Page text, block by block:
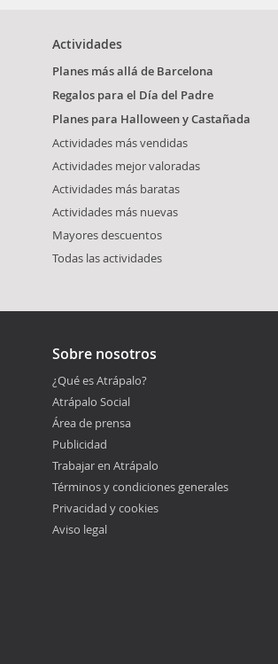
Actividades
Planes más allá de Barcelona
Regalos para el Día del Padre
Planes para Halloween y Castañada
Actividades más vendidas
Actividades mejor valoradas
Actividades más baratas
Actividades más nuevas
Mayores descuentos
Todas las actividades
Sobre nosotros
¿Qué es Atrápalo?
Atrápalo Social
Área de prensa
Publicidad
Trabajar en Atrápalo
Términos y condiciones generales
Privacidad y cookies
Aviso legal